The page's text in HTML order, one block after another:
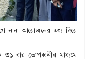
নানা আয়োজনের মধ্য দিয়ে
৩১ বার তোপধ্বনীর মাধ্যমে